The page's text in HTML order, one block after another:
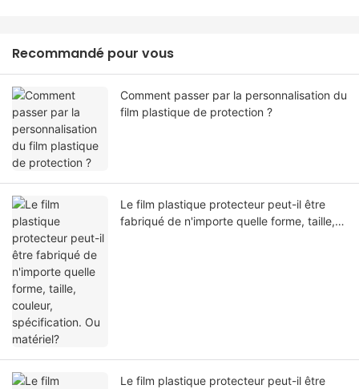
Recommandé pour vous
Comment passer par la personnalisation du
film plastique de protection ?
Le film plastique protecteur peut-il être
fabriqué de n'importe quelle forme, taille,
Le film plastique protecteur peut-il être